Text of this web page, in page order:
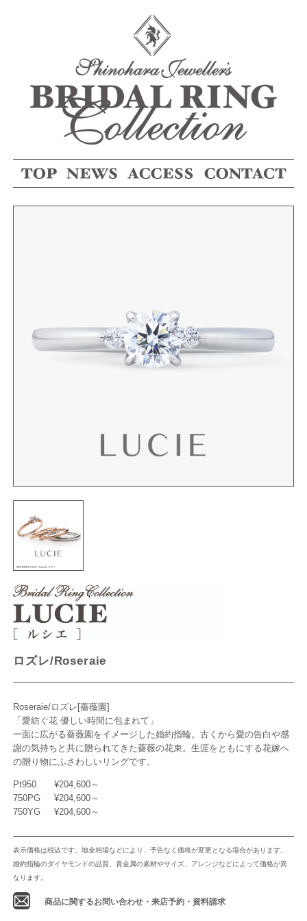
ロズレ/Roseraie
Roseraie/ロズレ[薔薇園]
「愛紡ぐ花 優しい時間に包まれて」
一面に広がる薔薇園をイメージした婚約指輪。古くから愛の告白や感
謝の気持ちと共に贈られてきた薔薇の花束。生涯をともにする花嫁へ
の贈り物にふさわしいリングです。
Pt950
¥204,600～
750PG
¥204,600～
750YG
¥204,600～
表示価格は税込です。地金相場などにより、予告なく価格が変更となる場合があります。
婚約指輪のダイヤモンドの品質、貴金属の素材やサイズ、アレンジなどによって価格が異
なります。
商品に関するお問い合わせ・来店予約・資料請求